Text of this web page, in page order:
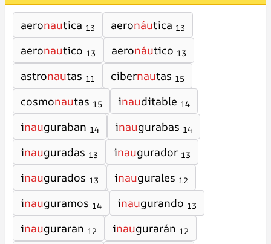
aeronautica 13 aeronáutica 13
aeronautico 13 aeronáutico 13
astronautas 11 cibernautas 15
cosmonautas 15 inauditable 14
inauguraban 14 inaugurabas 14
inauguradas 13 inaugurador 13
inaugurados 13 inaugurales 12
inauguramos 14 inaugurando 13
inauguraran 12 inaugurarán 12